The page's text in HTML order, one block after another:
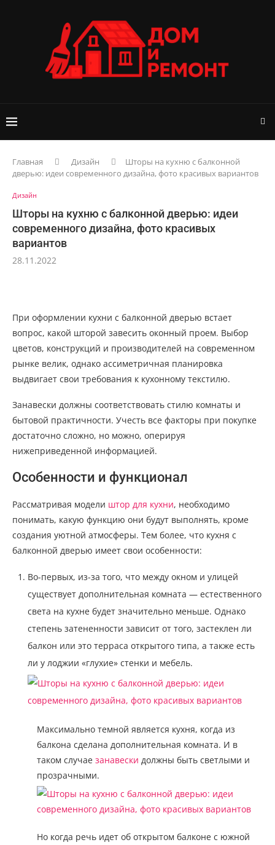
Главная Дизайн
Шторы на кухню с балконной
дверью: идеи современного дизайна, фото красивых вариантов
Дизайн
Шторы на кухню с балконной дверью: идеи
современного дизайна, фото красивых
вариантов
28.11.2022
При оформлении кухни с балконной дверью встает
вопрос, какой шторой завесить оконный проем. Выбор
цветов, конструкций и производителей на современном
рынке велик, однако ассиметричная планировка
выдвигает свои требования к кухонному текстилю.
Занавески должны соответствовать стилю комнаты и
бытовой практичности. Учесть все факторы при покупке
достаточно сложно, но можно, оперируя
нижеприведенной информацией.
Особенности и функционал
Рассматривая модели штор для кухни, необходимо
понимать, какую функцию они будут выполнять, кроме
создания уютной атмосферы. Тем более, что кухня с
балконной дверью имеет свои особенности:
Во-первых, из-за того, что между окном и улицей
существует дополнительная комната — естественного
света на кухне будет значительно меньше. Однако
степень затененности зависит от того, застеклен ли
балкон или это терраса открытого типа, а также есть
ли у лоджии «глухие» стенки и мебель.
Максимально темной является кухня, когда из
балкона сделана дополнительная комната. И в
таком случае занавески должны быть светлыми и
прозрачными.
Но когда речь идет об открытом балконе с южной